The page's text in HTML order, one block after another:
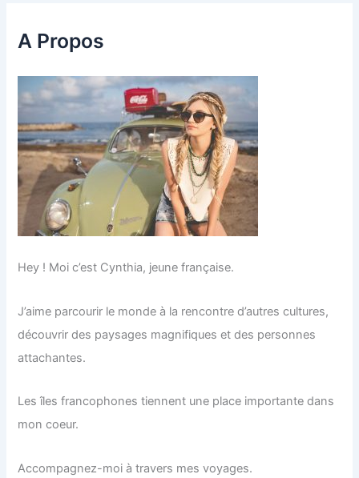
A Propos
Hey ! Moi c’est Cynthia, jeune française.
J’aime parcourir le monde à la rencontre d’autres cultures,
découvrir des paysages magnifiques et des personnes
attachantes.
Les îles francophones tiennent une place importante dans
mon coeur.
Accompagnez-moi à travers mes voyages.